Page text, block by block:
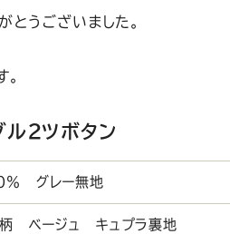
とうございました。
ル２ツボタン
グレー無地
柄 ベージュ キュプラ裏地